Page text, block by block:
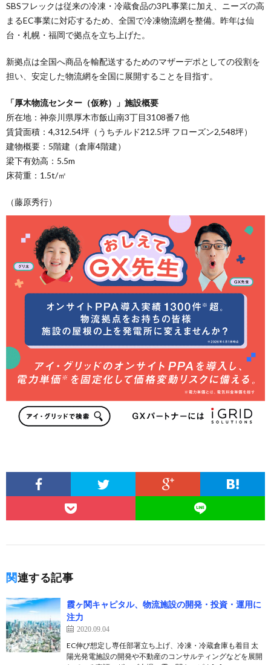
SBSフレックは従来の冷凍・冷蔵食品の3PL事業に加え、ニーズの高
まるEC事業に対応するため、全国で冷凍物流網を整備。昨年は仙
台・札幌・福岡で拠点を立ち上げた。
新拠点は全国へ商品を輸配送するためのマザーデポとしての役割を
担い、安定した物流網を全国に展開することを目指す。
「厚木物流センター（仮称）」施設概要
所在地：神奈川県厚木市飯山南3丁目3108番7 他
賃貸面積：4,312.54坪（うちチルド212.5坪 フローズン2,548坪）
建物概要：5階建（倉庫4階建）
梁下有効高：5.5m
床荷重：1.5t/㎡
（藤原秀行）
関連する記事
霞ヶ関キャピタル、物流施設の開発・投資・運用に
注力
2020.09.04
EC伸び想定し専任部署立ち上げ、冷凍・冷蔵倉庫も着目 太
陽光発電施設の開発や不動産のコンサルティングなどを展開